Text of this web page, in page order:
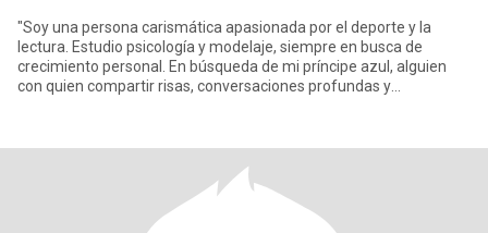
"Soy una persona carismática apasionada por el deporte y la
lectura. Estudio psicología y modelaje, siempre en busca de
crecimiento personal. En búsqueda de mi príncipe azul, alguien
con quien compartir risas, conversaciones profundas y